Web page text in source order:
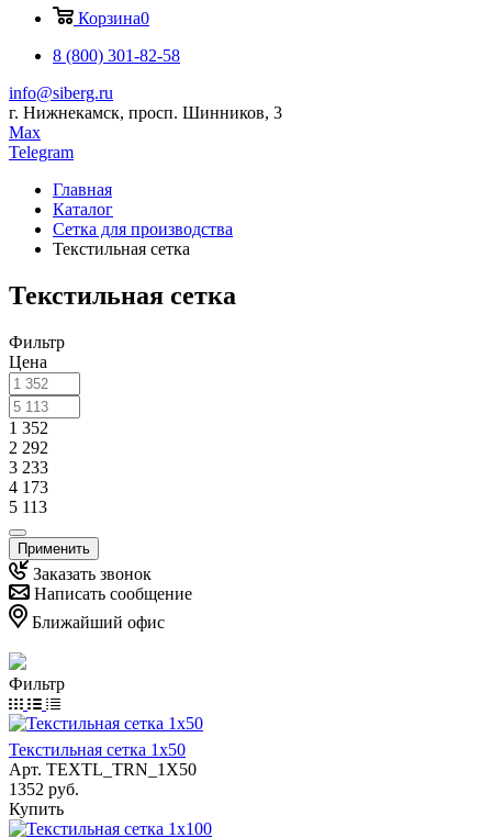
Корзина0
8 (800) 301-82-58
info@siberg.ru
г. Нижнекамск, просп. Шинников, 3
Max
Telegram
Главная
Каталог
Сетка для производства
Текстильная сетка
Текстильная сетка
Фильтр
Цена
1 352
2 292
3 233
4 173
5 113
Применить
Заказать звонок
Написать сообщение
Ближайший офис
Фильтр
Текстильная сетка 1х50
Арт. TEXTL_TRN_1X50
1352 руб.
Купить